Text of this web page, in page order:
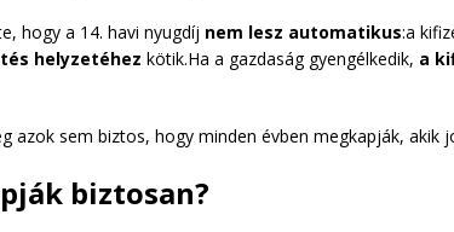
hogy a 14. havi nyugdíj nem lesz automatikus:a
helyzetéhez kötik.Ha a gazdaság gyengélkedik, a
azok sem biztos, hogy minden évben megkapják, akik
biztosan?